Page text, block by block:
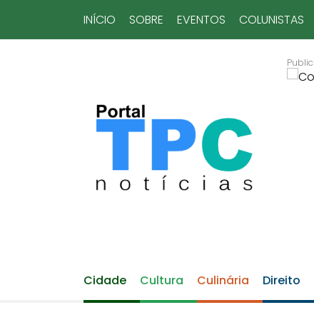
INÍCIO SOBRE EVENTOS COLUNISTAS
Cidade Cultura Culinária Direito